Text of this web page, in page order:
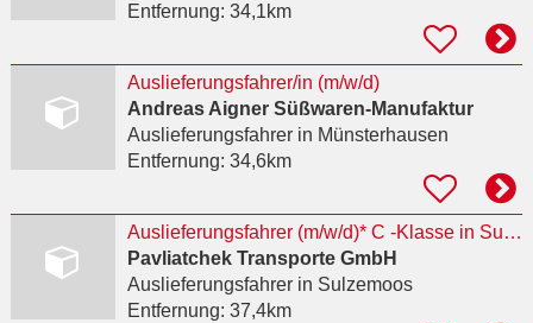
Entfernung: 34,1km
Auslieferungsfahrer/in (m/w/d)
Andreas Aigner Süßwaren-Manufaktur
Auslieferungsfahrerin Münsterhausen
Entfernung: 34,6km
Auslieferungsfahrer (m/w/d)* C -Klasse in Sulzemoos
Pavliatchek Transporte GmbH
Auslieferungsfahrerin Sulzemoos
Entfernung: 37,4km